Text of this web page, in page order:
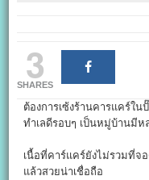
3
SHARES
ต้องการเซ้งร้านคารแคร์ใ
ทำเลดีรอบๆ เป็นหมู่บ้านมีห
เนื้อที่คาร์แคร์ยังไม่รวมที่จ
แล้วสวยน่าเชื่อถือ